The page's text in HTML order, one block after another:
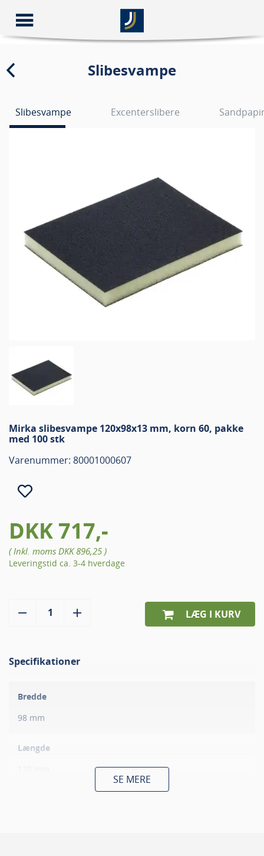
Slibesvampe
Slibesvampe Excenterslibere
Mirka slibesvampe 120x98x13 mm, korn 60, pakke
med 100 stk
Varenummer: 80001000607
DKK 717,-
( Inkl. moms DKK 896,25 )
Leveringstid ca. 3-4 hverdage
LÆG I KURV
SE MERE
Specifikationer
Bredde
98 mm
Længde